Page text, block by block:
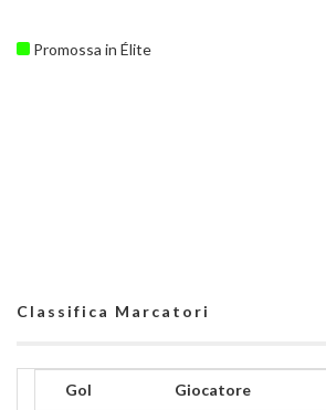
Promossa in Élite
Classifica Marcatori
Gol Giocatore